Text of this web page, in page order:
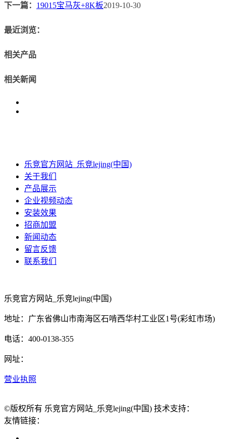
下一篇： 19015宝马灰+8K板2019-10-30
最近浏览：
相关产品
相关新闻
乐竞官方网站_乐竞lejing(中国)
关于我们
产品展示
企业视频动态
安装效果
招商加盟
新闻动态
留言反馈
联系我们
乐竞官方网站_乐竞lejing(中国)
地址：广东省佛山市南海区石啃西华村工业区1号(彩虹市场)
电话：400-0138-355
网址：
营业执照
©版权所有 乐竞官方网站_乐竞lejing(中国) 技术支持：
友情链接：